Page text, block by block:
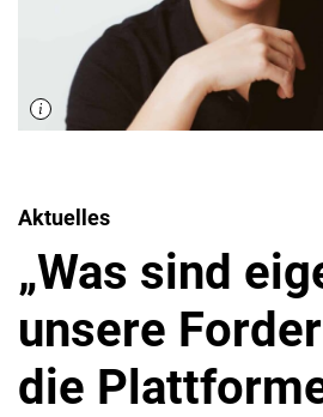
Aktuelles
„Was sind
unsere
die